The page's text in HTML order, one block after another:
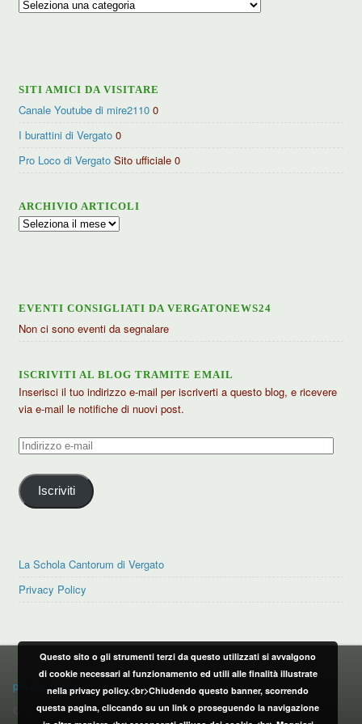
Ricerca
SITI AMICI DA VISITARE
Canale Youtube di mire2110 0
I burattini di Vergato 0
Pro Loco di Vergato Sito ufficiale 0
ARCHIVIO ARTICOLI
Archivio
EVENTI CONSIGLIATI DA VERGATONEWS24
Non ci sono eventi da segnalare
ISCRIVITI AL BLOG TRAMITE EMAIL
Inserisci il tuo indirizzo e-mail per iscriverti a questo blog, e ricevere
via e-mail le notifiche di nuovi post.
Indirizzo
mail
Iscriviti
La Schola Cantorum di Vergato
Privacy Policy
PRIVACY POLICY
privacy policy
CONTATTI:
Questo sito o gli strumenti terzi da questo utilizzati si avvalgono
di cookie necessari al funzionamento ed utili alle finalità illustrate
nella privacy policy.<br>Chiudendo questo banner, scorrendo
questa pagina, cliccando su un link o proseguendo la navigazione